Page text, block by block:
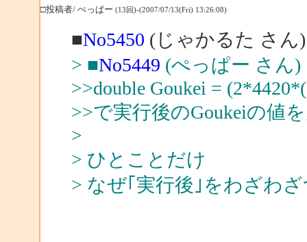
□投稿者/ ぺっぱー (13回)-(2007/07/13(Fri) 13:26:08)
■No5450 (じゃかるた さん
> ■No5449 (ぺっぱー さん)
>>double Goukei =
>>で実行後のGoukeiの値
>
> ひとことだけ
> なぜ｢実行後｣をわざわ